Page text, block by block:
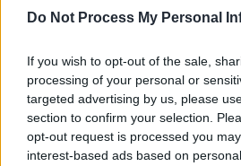
Do Not Process My Personal
If you wish to opt-out of the sale,
processing of your personal or
targeted advertising by us, please
section to confirm your selection.
opt-out request is processed you
interest-based ads based on
Κάρλο Αντσελότικαθώς η
Εισαγγελίατης Μαδρίτης
καταδικαστεί σε
φορολογικές παραβάσεις!